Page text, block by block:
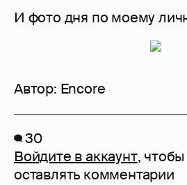
И фото дня по моему
Автор: Encore
30
Войдите в аккаунт, чтобы
оставлять комментарии